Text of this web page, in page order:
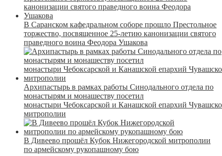
В Саранском кафедральном соборе прошло Престольное
торжество, посвященное 25-летию канонизации святого
праведного воина Феодора Ушакова
Архипастырь в рамках работы Синодального отдела по
монастырям и монашеству посетил
монастыри Чебоксарской и Канашской епархий
митрополии
В Дивеево прошёл Кубок Нижегородской митрополии
по армейскому рукопашному бою